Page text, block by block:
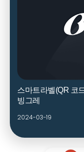
스마트라벨(QR 코
빙그레
2024-03-19